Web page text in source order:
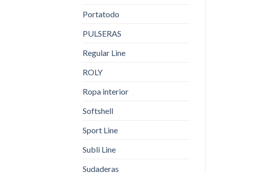
Portatodo
PULSERAS
Regular Line
ROLY
Ropa interior
Softshell
Sport Line
Subli Line
Sudaderas